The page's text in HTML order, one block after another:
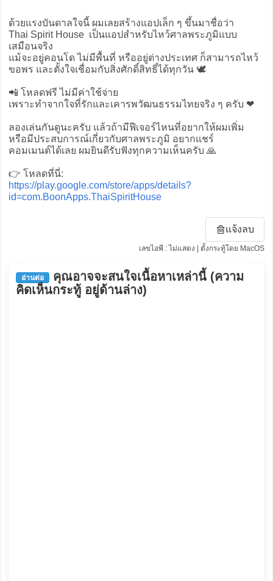
ด้วยแรงบันดาลใจนี้ ผมเลยสร้างแอปเล็ก ๆ ขึ้นมาชื่อว่า
Thai Spirit House  เป็นแอปสำหรับไหว้ศาลพระภูมิแบบ
เสมือนจริง
แม้จะอยู่คอนโด ไม่มีพื้นที่ หรืออยู่ต่างประเทศ ก็สามารถไหว้
ขอพร และตั้งใจเชื่อมกับสิ่งศักดิ์สิทธิ์ได้ทุกวัน 🕊️
📲 โหลดฟรี ไม่มีค่าใช้จ่าย
เพราะทำจากใจที่รักและเคารพวัฒนธรรมไทยจริง ๆ ครับ ❤️
ลองเล่นกันดูนะครับ แล้วถ้ามีฟีเจอร์ไหนที่อยากให้ผมเพิ่ม
หรือมีประสบการณ์เกี่ยวกับศาลพระภูมิ อยากแชร์
คอมเมนต์ได้เลย ผมยินดีรับฟังทุกความเห็นครับ 🙏
👉 โหลดที่นี่:
https://play.google.com/store/apps/details?
id=com.BoonApps.ThaiSpiritHouse
แจ้งลบ
เลขไอพี : ไม่แสดง | ตั้งกระทู้โดย MacOS
อ่านต่อ
คุณอาจจะสนใจเนื้อหาเหล่านี้ (ความ
คิดเห็นกระทู้ อยู่ด้านล่าง)